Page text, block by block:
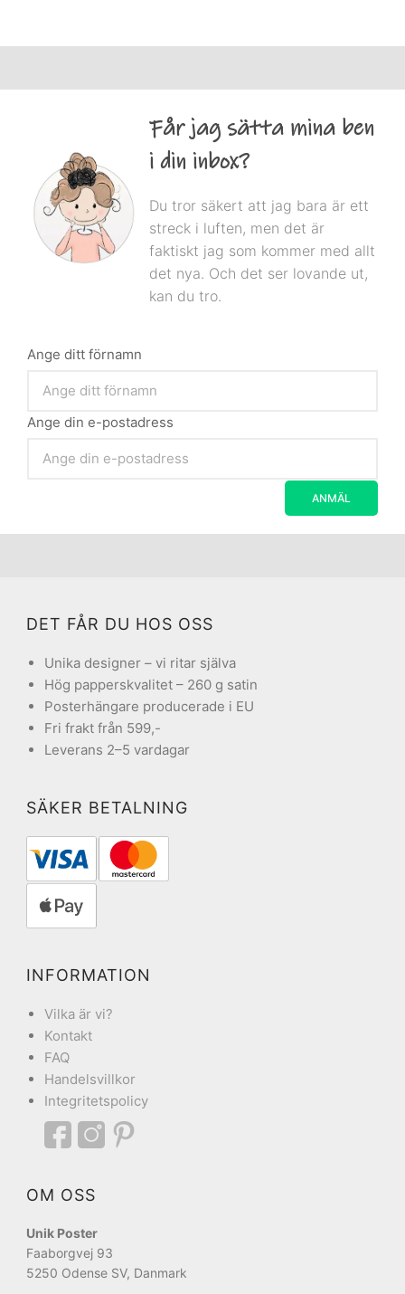
Får jag sätta mina ben
i din inbox?
Du tror säkert att jag bara är ett
streck i luften, men det är
faktiskt jag som kommer med allt
det nya. Och det ser lovande ut,
kan du tro.
Ange ditt förnamn
Ange din e-postadress
DET FÅR DU HOS OSS
Unika designer – vi ritar själva
Hög papperskvalitet – 260 g satin
Posterhängare producerade i EU
Fri frakt från 599,-
Leverans 2–5 vardagar
SÄKER BETALNING
INFORMATION
Vilka är vi?
Kontakt
FAQ
Handelsvillkor
Integritetspolicy
OM OSS
Unik Poster
Faaborgvej 93
5250 Odense SV, Danmark